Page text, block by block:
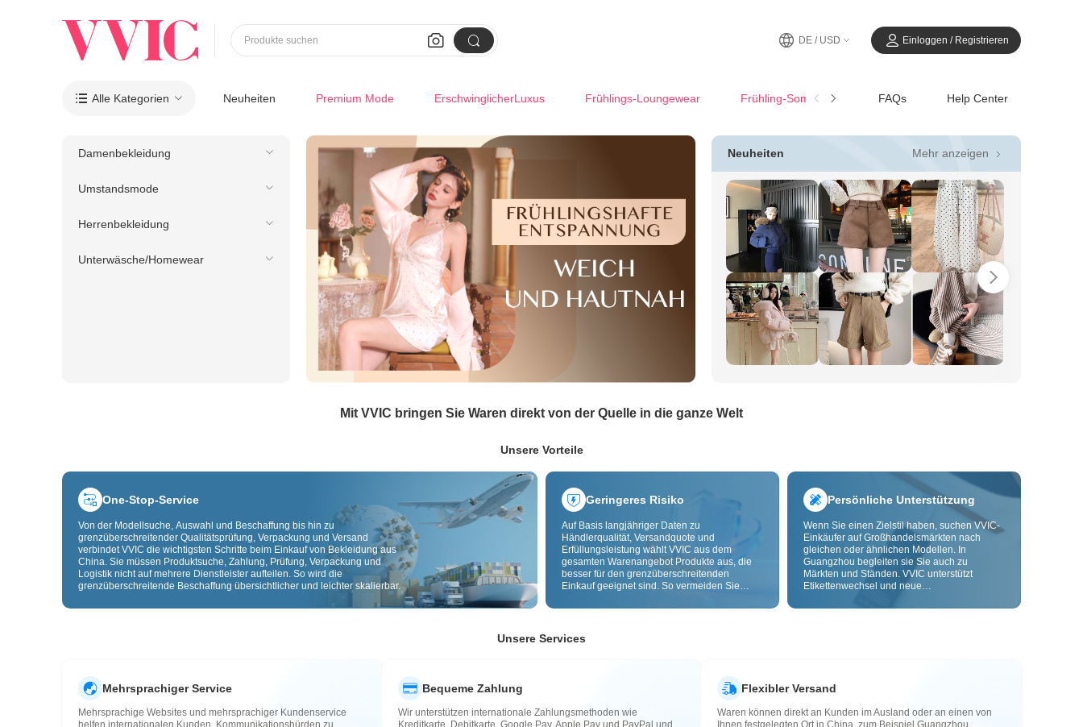
 
Produkte suchen DE / USD Einloggen / Registrieren
 Alle Kategorien Neuheiten Premium Mode ErschwinglicherLuxus Frühlings-Loungewear Frühling-SommerCasual FAQs Help Center
Damenbekleidung
Umstandsmode
Herrenbekleidung
Unterwäsche/Homewear
Neuheiten Mehr anzeigen 
Mit VVIC bringen Sie Waren direkt von der Quelle in die ganze Welt
Unsere Vorteile
One-Stop-Service
Von der Modellsuche, Auswahl und Beschaffung bis hin zu
grenzüberschreitender Qualitätsprüfung, Verpackung und Versand
verbindet VVIC die wichtigsten Schritte beim Einkauf von Bekleidung aus
China. Sie müssen Produktsuche, Zahlung, Prüfung, Verpackung und
Logistik nicht auf mehrere Dienstleister aufteilen. So wird die
grenzüberschreitende Beschaffung übersichtlicher und leichter skalierbar.
Geringeres Risiko
Auf Basis langjähriger Daten zu
Händlerqualität, Versandquote und
Erfüllungsleistung wählt VVIC aus dem
gesamten Warenangebot Produkte aus, die
besser für den grenzüberschreitenden
Einkauf geeignet sind. So vermeiden Sie
riskante Artikel. Cross-Border-
zusätzlich Risiken bei Qualität,
Persönliche Unterstützung
Wenn Sie einen Zielstil haben, suchen VVIC-
Einkäufer auf Großhandelsmärkten nach
gleichen oder ähnlichen Modellen. In
Guangzhou begleiten sie Sie auch zu
Märkten und Ständen. VVIC unterstützt
Etikettenwechsel und neue
Anpassung nach Bild oder Muster, damit Ihre
Unsere Services
Mehrsprachiger Service
Mehrsprachige Websites und mehrsprachiger Kundenservice
helfen internationalen Kunden, Kommunikationshürden zu
Bequeme Zahlung
Wir unterstützen internationale Zahlungsmethoden wie
Kreditkarte, Debitkarte, Google Pay, Apple Pay und PayPal und
Flexibler Versand
Waren können direkt an Kunden im Ausland oder an einen von
Ihnen festgelegten Ort in China, zum Beispiel Guangzhou,